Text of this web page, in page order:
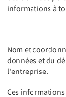
informations à
Nom et
données et du
l'entreprise.
Ces